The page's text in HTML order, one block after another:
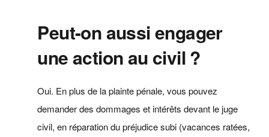
Peut-on aussi engager
une action au civil ?
Oui. En plus de la plainte pénale, vous pouvez
demander des dommages et intérêts devant le juge
civil, en réparation du préjudice subi (vacances ratées,